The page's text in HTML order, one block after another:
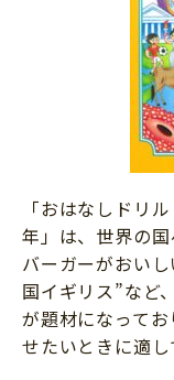
「おはなしドリ
年」は、世界の
バーガーがおい
国イギリス”など
が題材になって
せたいときに適し